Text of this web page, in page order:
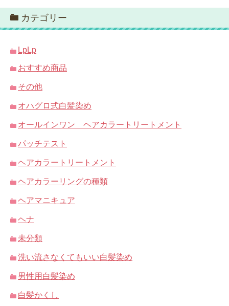
カテゴリー
LpLp
おすすめ商品
その他
オハグロ式白髪染め
オールインワン ヘアカラートリートメント
パッチテスト
ヘアカラートリートメント
ヘアカラーリングの種類
ヘアマニキュア
ヘナ
未分類
洗い流さなくてもいい白髪染め
男性用白髪染め
白髪かくし